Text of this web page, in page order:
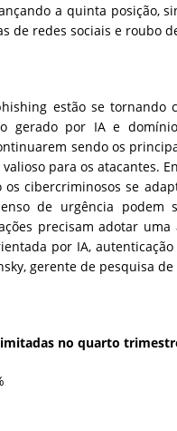
a quinta posição,
de redes sociais e roubo
estão se tornando
gerado por IA e
sendo os
para os atacantes.
os cibercriminosos se
de urgência podem
precisam adotar
por IA,
gerente de pesquisa
no quarto